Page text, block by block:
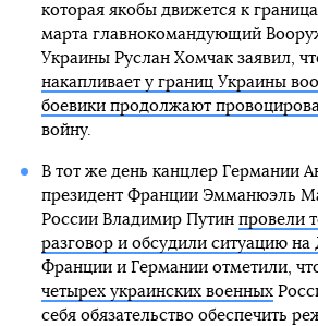
которая якобы движется к
марта главнокомандующий
Украины Руслан Хомчак заявил,
накапливает у границ Украины
боевики продолжают
войну.
В тот же день канцлер Германии
президент Франции Эмманюэль
России Владимир Путин провели
разговор и обсудили ситуацию на
Франции и Германии отметили,
четырех украинских военных
себя обязательство обеспечить